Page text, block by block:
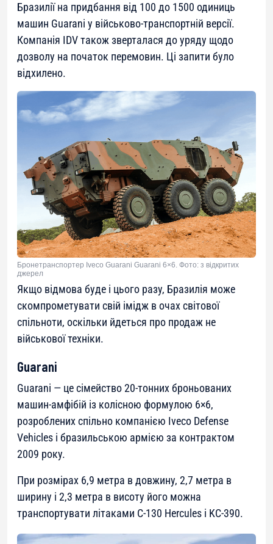
Бразилії на придбання від 100 до 1500 одиниць
машин Guarani у військово-транспортній версії.
Компанія IDV також зверталася до уряду щодо
дозволу на початок перемовин. Ці запити було
відхилено.
Бронетранспортер Iveco Guarani Guarani 6×6. Фото: з відкритих
джерел
Якщо відмова буде і цього разу, Бразилія може
скомпрометувати свій імідж в очах світової
спільноти, оскільки йдеться про продаж не
військової техніки.
Guarani
Guarani — це сімейство 20-тонних броньованих
машин-амфібій із колісною формулою 6×6,
розроблених спільно компанією Iveco Defense
Vehicles і бразильською армією за контрактом
2009 року.
При розмірах 6,9 метра в довжину, 2,7 метра в
ширину і 2,3 метра в висоту його можна
транспортувати літаками C-130 Hercules і KC-390.